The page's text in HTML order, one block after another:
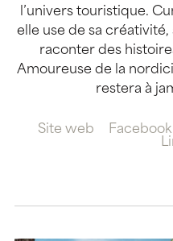
l’univers touristique.
elle use de sa
raconter des
Amoureuse de la
restera à
Site web Facebook